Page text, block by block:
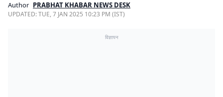
Author PRABHAT KHABAR NEWS DESK
UPDATED:TUE, 7 JAN 2025 10:23 PM (IST)
विज्ञापन